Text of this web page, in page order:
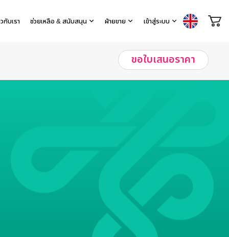
กับเรา ช่วยเหลือ & สนับสนุน ฝ่ายขาย เข้าสู่ระบบ
ขอใบเสนอราคา